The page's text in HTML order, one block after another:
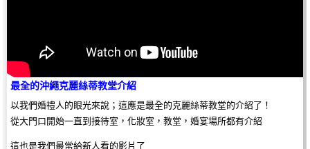
最全的沖繩克麗絲蒂教堂介紹
以我們婚禮人的眼光來說；這應是最全的克麗絲蒂教堂的介紹了！
從大門口開始一直到接待室，化妝室，教堂，婚宴場所都有介紹
這也是我們最常給新人看的影片了